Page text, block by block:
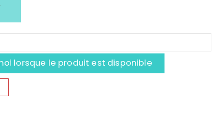
lorsque le produit est disponible